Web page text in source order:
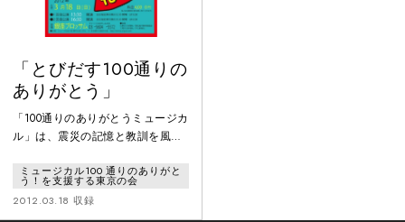
「とびだす100通りの
ありがとう」
「100通りのありがとうミュージカ
ル」は、震災の記憶と教訓を風化
していない子どもたちにもその記
憶と教訓を伝えるため、地域や時
空を超えて人類共通の財産となる
ミュージカル100 通りのありがと
う！を支援する東京の会
2012.03.18 収録